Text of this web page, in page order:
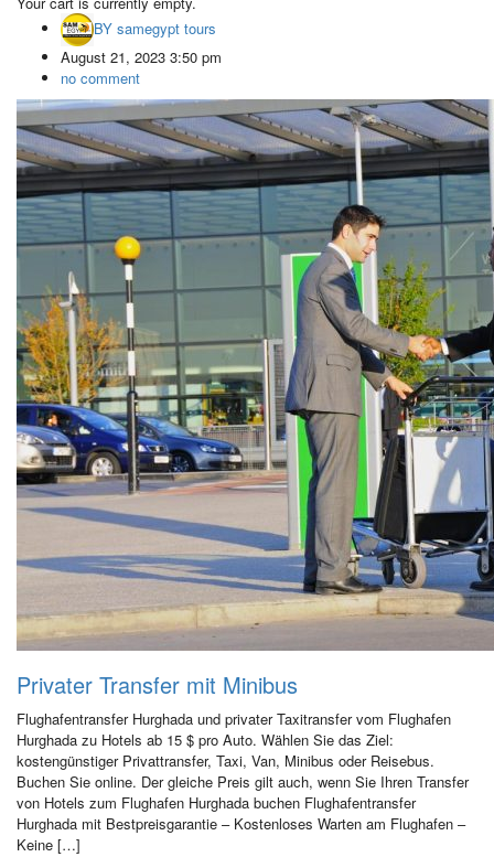
BY samegypt tours
August 21, 2023 3:50 pm
no comment
Privater Transfer mit Minibus
Flughafentransfer Hurghada und privater Taxitransfer vom Flughafen
Hurghada zu Hotels ab 15 $ pro Auto. Wählen Sie das Ziel:
kostengünstiger Privattransfer, Taxi, Van, Minibus oder Reisebus.
Buchen Sie online. Der gleiche Preis gilt auch, wenn Sie Ihren Transfer
von Hotels zum Flughafen Hurghada buchen Flughafentransfer
Hurghada mit Bestpreisgarantie – Kostenloses Warten am Flughafen –
Keine […]